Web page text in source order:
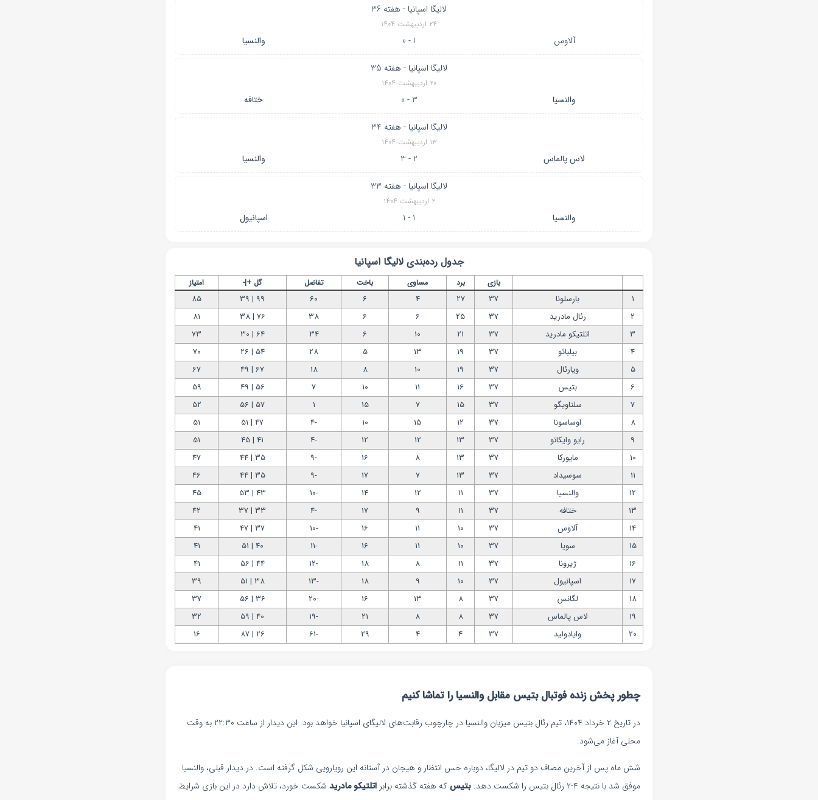
لالیگا اسپانیا - هفته 36
۲۴ اردیبهشت ۱۴۰۴
آلاوس 1 - 0 والنسیا
لالیگا اسپانیا - هفته 35
۲۰ اردیبهشت ۱۴۰۴
والنسیا 3 - 0 ختافه
لالیگا اسپانیا - هفته 34
۱۳ اردیبهشت ۱۴۰۴
لاس پالماس 2 - 3 والنسیا
لالیگا اسپانیا - هفته 33
۲ اردیبهشت ۱۴۰۴
والنسیا 1 - 1 اسپانیول
جدول رده‌بندی لالیگا اسپانیا
بازی برد مساوی باخت تفاضل گل +|- امتیاز
1 بارسلونا 37
27
4
6
60
99 | 39
85
2
رئال مادرید 37
25
6
6
38
76 | 38
81
3
اتلتیکو مادرید 37
21
10
6
34
64 | 30
73
4
بیلبائو 37
19
13
5
28
54 | 26
70
5
ویارئال 37
19
10
8
18
67 | 49
67
6
بتیس 37
16
11
10
7
56 | 49
59
7
سلتاویگو 37
15
7
15
1
57 | 56
52
8
اوساسونا 37
12
15
10
-4
47 | 51
51
9
رایو وایکانو 37
13
12
12
-4
41 | 45
51
10
مایورکا 37
13
8
16
-9
35 | 44
47
11
سوسیداد 37
13
7
17
-9
35 | 44
46
12
والنسیا 37
11
12
14
-10
43 | 53
45
13
ختافه 37
11
9
17
-4
33 | 37
42
14
آلاوس 37
10
11
16
-10
37 | 47
41
15
سویا 37
10
11
16
-11
40 | 51
41
16
ژیرونا 37
11
8
18
-12
44 | 56
41
17
اسپانیول 37
10
9
18
-13
38 | 51
39
18
لگانس 37
8
13
16
-20
36 | 56
37
19
لاس پالماس 37
8
8
21
-19
40 | 59
32
20
وایادولید 37
4
4
29
-61
26 | 87
16
چطور پخش زنده فوتبال بتیس مقابل والنسیا را تماشا کنیم
در تاریخ ۲ خرداد ۱۴۰۴، تیم رئال بتیس میزبان والنسیا در چارچوب رقابت‌های لالیگای اسپانیا خواهد بود. این دیدار از ساعت ۲۲:۳۰ به وقت
محلی آغاز می‌شود.
شش ماه پس از آخرین مصاف دو تیم در لالیگا، دوباره حس انتظار و هیجان در آستانه این رویارویی شکل گرفته است. در دیدار قبلی، والنسیا
موفق شد با نتیجه ۴-۲ رئال بتیس را شکست دهد.
بتیسکه هفته گذشته برابر اتلتیکو مادرید شکست خورد، تلاش دارد در این بازی شرایط